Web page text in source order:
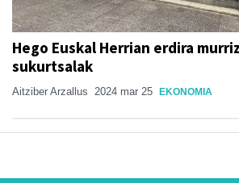
Hego Euskal Herrian erdira
sukurtsalak
Aitziber Arzallus 2024 mar 25 EKONOMIA